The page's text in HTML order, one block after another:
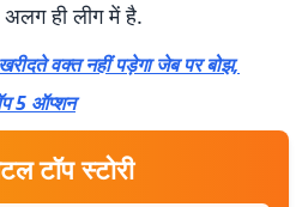
ही लीग में है.
वक्त नहीं पड़ेगा जेब पर बोझ,
5 ऑप्शन
टॉप स्टोरी